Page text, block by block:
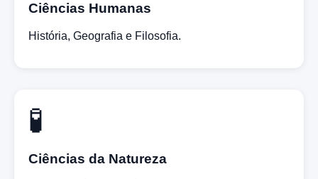
Ciências Humanas
História, Geografia e Filosofia.
🧪
Ciências da Natureza